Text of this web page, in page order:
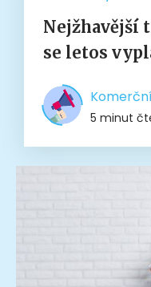
Nejžhavější
se letos
5 minut